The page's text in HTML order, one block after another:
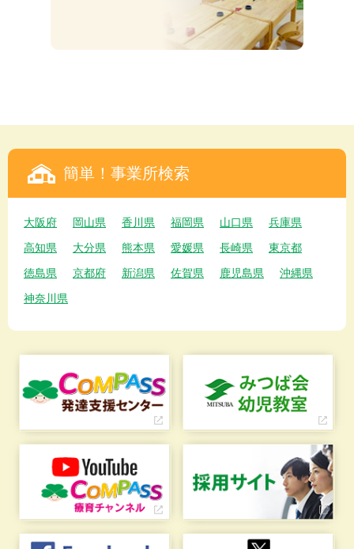
簡単！事業所検索
大阪府 岡山県 香川県 福岡県 山口県
兵庫県
高知県
大分県 熊本県 愛媛県 長崎県
東京都
徳島県
京都府 新潟県 佐賀県 鹿児島県
沖縄県
神奈川県